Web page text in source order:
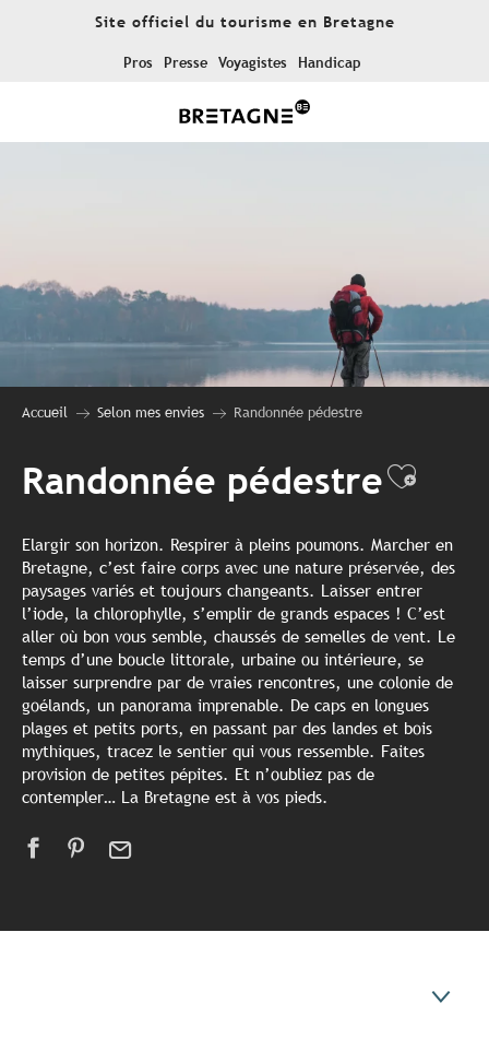
Site officiel du tourisme en Bretagne
Pros Presse Voyagistes Handicap
Accueil Selon mes envies Randonnée pédestre
Randonnée pédestre
Elargir son horizon. Respirer à pleins poumons. Marcher en
Bretagne, c’est faire corps avec une nature préservée, des
paysages variés et toujours changeants. Laisser entrer
l’iode, la chlorophylle, s’emplir de grands espaces ! C’est
aller où bon vous semble, chaussés de semelles de vent. Le
temps d’une boucle littorale, urbaine ou intérieure, se
laisser surprendre par de vraies rencontres, une colonie de
goélands, un panorama imprenable. De caps en longues
plages et petits ports, en passant par des landes et bois
mythiques, tracez le sentier qui vous ressemble. Faites
provision de petites pépites. Et n’oubliez pas de
contempler… La Bretagne est à vos pieds.